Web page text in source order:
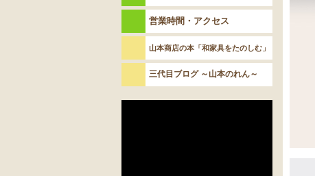
営業時間・アクセス
山本商店の本「和家具をたのしむ」
三代目ブログ ～山本のれん～